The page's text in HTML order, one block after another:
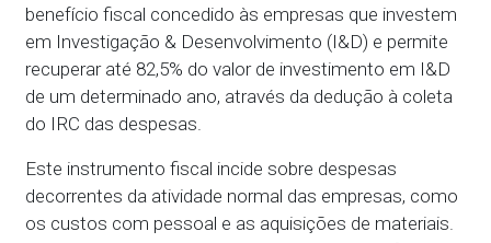
benefício fiscal concedido às empresas que investem
em Investigação & Desenvolvimento (I&D) e permite
recuperar até 82,5% do valor de investimento em I&D
de um determinado ano, através da dedução à coleta
do IRC das despesas.
Este instrumento fiscal incide sobre despesas
decorrentes da atividade normal das empresas, como
os custos com pessoal e as aquisições de materiais.